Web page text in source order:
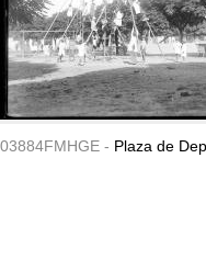
03884FMHGE - Plaza de